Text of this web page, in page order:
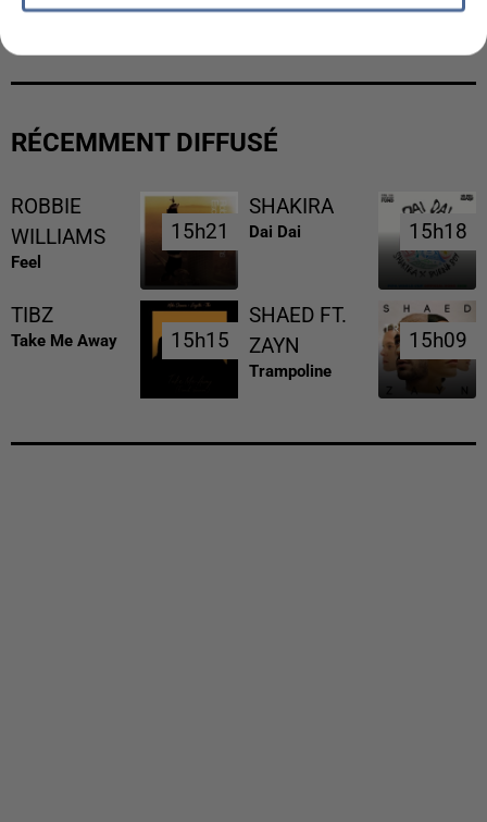
RÉCEMMENT DIFFUSÉ
ROBBIE
WILLIAMS
Feel
15h21
15h21
SHAKIRA
Dai Dai 15h18
15h18
TIBZ
Take Me Away 15h15
15h15
SHAED FT.
ZAYN
Trampoline
15h09
15h09